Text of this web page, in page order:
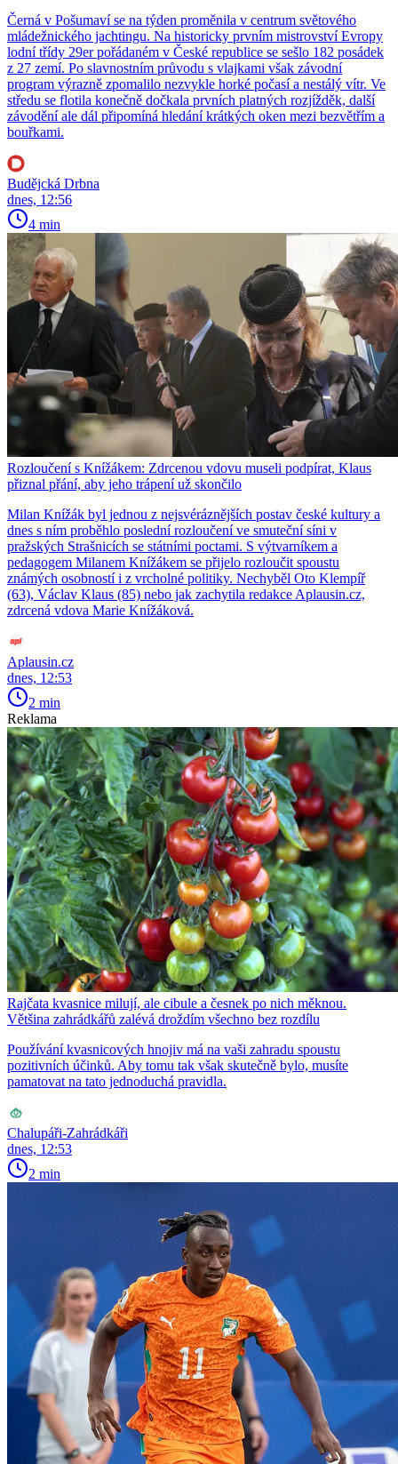
Černá v Pošumaví se na týden proměnila v centrum světového
mládežnického jachtingu. Na historicky prvním mistrovství Evropy
lodní třídy 29er pořádaném v České republice se sešlo 182 posádek
z 27 zemí. Po slavnostním průvodu s vlajkami však závodní
program výrazně zpomalilo nezvykle horké počasí a nestálý vítr. Ve
středu se flotila konečně dočkala prvních platných rozjížděk, další
závodění ale dál připomíná hledání krátkých oken mezi bezvětřím a
bouřkami.
Budějcká Drbna
dnes, 12:56
4 min
Rozloučení s Knížákem: Zdrcenou vdovu museli podpírat, Klaus
přiznal přání, aby jeho trápení už skončilo
Milan Knížák byl jednou z nejsvéráznějších postav české kultury a
dnes s ním proběhlo poslední rozloučení ve smuteční síni v
pražských Strašnicích se státními poctami. S výtvarníkem a
pedagogem Milanem Knížákem se přijelo rozloučit spoustu
známých osobností i z vrcholné politiky. Nechyběl Oto Klempíř
(63), Václav Klaus (85) nebo jak zachytila redakce Aplausin.cz,
zdrcená vdova Marie Knížáková.
Aplausin.cz
dnes, 12:53
2 min
Reklama
Rajčata kvasnice milují, ale cibule a česnek po nich měknou.
Většina zahrádkářů zalévá droždím všechno bez rozdílu
Používání kvasnicových hnojiv má na vaši zahradu spoustu
pozitivních účinků. Aby tomu tak však skutečně bylo, musíte
pamatovat na tato jednoduchá pravidla.
Chalupáři-Zahrádkáři
dnes, 12:53
2 min